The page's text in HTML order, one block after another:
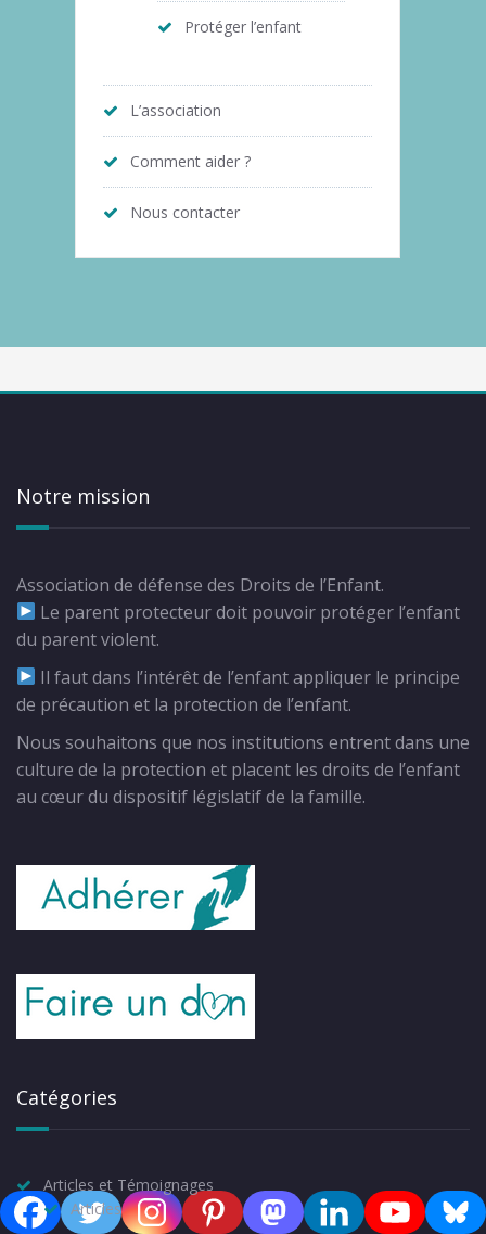
Protéger l’enfant
L’association
Comment aider ?
Nous contacter
Notre mission
Association de défense des Droits de l’Enfant.
Le parent protecteur doit pouvoir protéger l’enfant
du parent violent.
Il faut dans l’intérêt de l’enfant appliquer le principe
de précaution et la protection de l’enfant.
Nous souhaitons que nos institutions entrent dans une
culture de la protection et placent les droits de l’enfant
au cœur du dispositif législatif de la famille.
Catégories
Articles et Témoignages
Articles